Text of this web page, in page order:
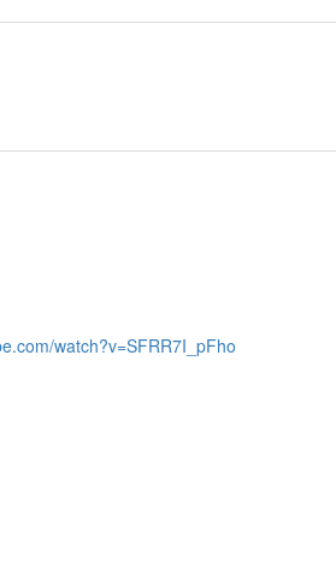
watch?v=SFRR7I_pFho